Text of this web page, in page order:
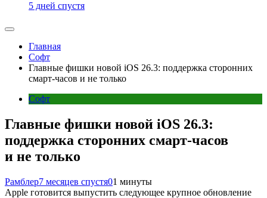
5 дней спустя
Главная
Софт
Главные фишки новой iOS 26.3: поддержка сторонних
смарт-часов и не только
Софт
Главные фишки новой iOS 26.3:
поддержка сторонних смарт-часов
и не только
Рамблер7 месяцев спустя01 минуты
Apple готовится выпустить следующее крупное обновление